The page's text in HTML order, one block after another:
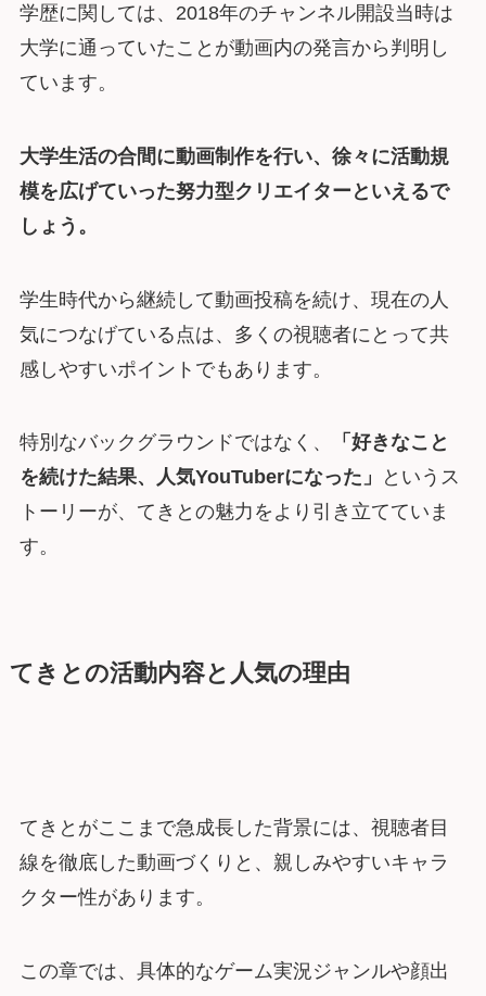
学歴に関しては、2018年のチャンネル開設当時は
大学に通っていたことが動画内の発言から判明し
ています。
大学生活の合間に動画制作を行い、徐々に活動規
模を広げていった努力型クリエイターといえるで
しょう。
学生時代から継続して動画投稿を続け、現在の人
気につなげている点は、多くの視聴者にとって共
感しやすいポイントでもあります。
特別なバックグラウンドではなく、
「好きなこと
を続けた結果、人気YouTuberになった」
というス
トーリーが、てきとの魅力をより引き立てていま
す。
てきとの活動内容と人気の理由
てきとがここまで急成長した背景には、視聴者目
線を徹底した動画づくりと、親しみやすいキャラ
クター性があります。
この章では、具体的なゲーム実況ジャンルや顔出